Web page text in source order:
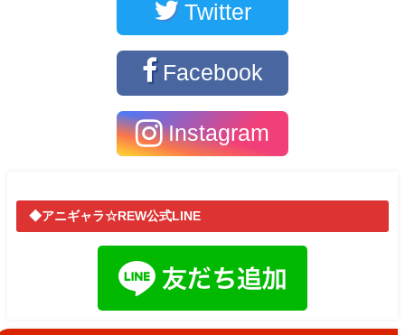
Twitter
Facebook
Instagram
◆アニギャラ☆REW公式LINE